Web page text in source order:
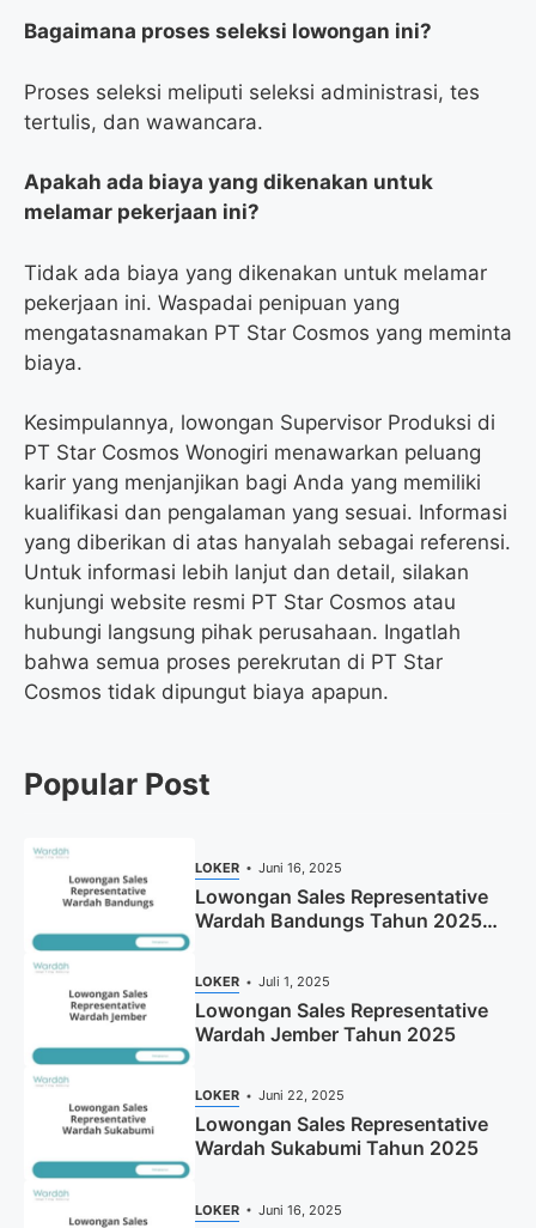
Bagaimana proses seleksi lowongan ini?
Proses seleksi meliputi seleksi administrasi, tes
tertulis, dan wawancara.
Apakah ada biaya yang dikenakan untuk
melamar pekerjaan ini?
Tidak ada biaya yang dikenakan untuk melamar
pekerjaan ini. Waspadai penipuan yang
mengatasnamakan PT Star Cosmos yang meminta
biaya.
Kesimpulannya, lowongan Supervisor Produksi di
PT Star Cosmos Wonogiri menawarkan peluang
karir yang menjanjikan bagi Anda yang memiliki
kualifikasi dan pengalaman yang sesuai. Informasi
yang diberikan di atas hanyalah sebagai referensi.
Untuk informasi lebih lanjut dan detail, silakan
kunjungi website resmi PT Star Cosmos atau
hubungi langsung pihak perusahaan. Ingatlah
bahwa semua proses perekrutan di PT Star
Cosmos tidak dipungut biaya apapun.
Popular Post
LOKER Juni 16, 2025
Lowongan Sales Representative
Wardah Bandungs Tahun 2025
LOKER Juli 1, 2025
Lowongan Sales Representative
Wardah Jember Tahun 2025
LOKER Juni 22, 2025
Lowongan Sales Representative
Wardah Sukabumi Tahun 2025
LOKER Juni 16, 2025